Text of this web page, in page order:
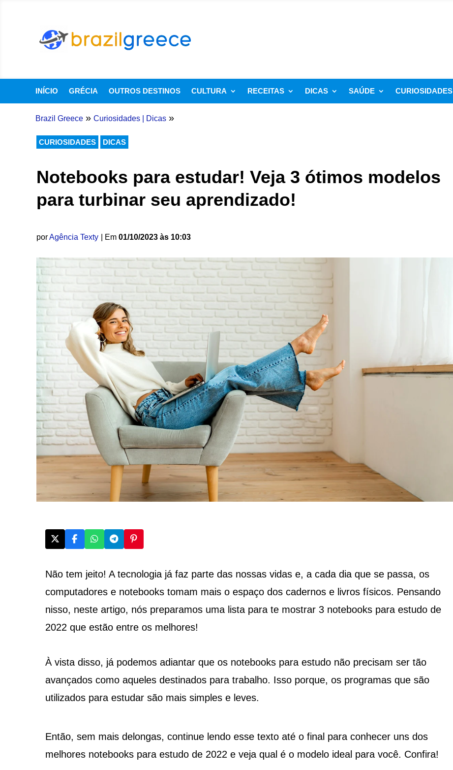
INÍCIO GRÉCIA OUTROS DESTINOS CULTURA RECEITAS DICAS SAÚDE CURIOSIDADES
Brazil Greece » Curiosidades| Dicas »
CURIOSIDADES DICAS
Notebooks para estudar! Veja 3 ótimos modelos
para turbinar seu aprendizado!
porAgência Texty | Em 01/10/2023 às 10:03
Não tem jeito! A tecnologia já faz parte das nossas vidas e, a cada dia que se passa, os
computadores e notebooks tomam mais o espaço dos cadernos e livros físicos. Pensando
nisso, neste artigo, nós preparamos uma lista para te mostrar 3 notebooks para estudo de
2022 que estão entre os melhores!
À vista disso, já podemos adiantar que os notebooks para estudo não precisam ser tão
avançados como aqueles destinados para trabalho. Isso porque, os programas que são
utilizados para estudar são mais simples e leves.
Então, sem mais delongas, continue lendo esse texto até o final para conhecer uns dos
melhores notebooks para estudo de 2022 e veja qual é o modelo ideal para você. Confira!